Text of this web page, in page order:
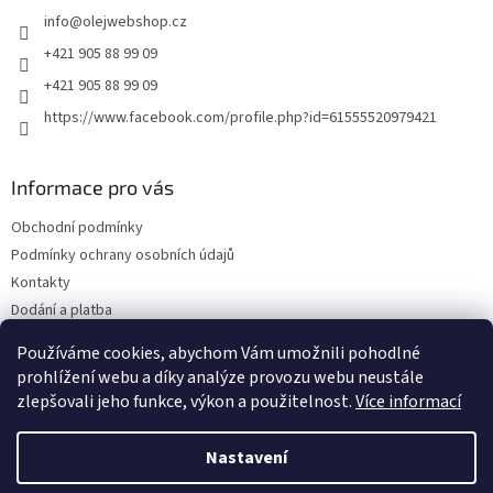
Používáme cookies, abychom Vám umožnili pohodlné
prohlížení webu a díky analýze provozu webu neustále
zlepšovali jeho funkce, výkon a použitelnost.Více informací
Nastavení
info@olejwebshop.cz
+421 905 88 99 09
+421 905 88 99 09
https://www.facebook.com/profile.php?id=61555520979421
Informace pro vás
Obchodní podmínky
Podmínky ochrany osobních údajů
Kontakty
Dodání a platba
Hodnocení obchodu
Vytvořil Shoptet